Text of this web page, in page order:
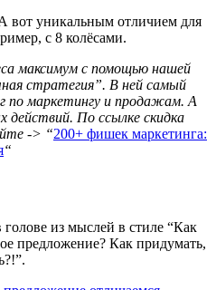
вот уникальным отличием для
с 8 колёсами.
максимум с помощью нашей
стратегия”. В ней самый
по маркетингу и продажам. А
По ссылке скидка
-> “200+ фишек маркетинга:
“
из мыслей в стиле “Как
предложение? Как придумать,